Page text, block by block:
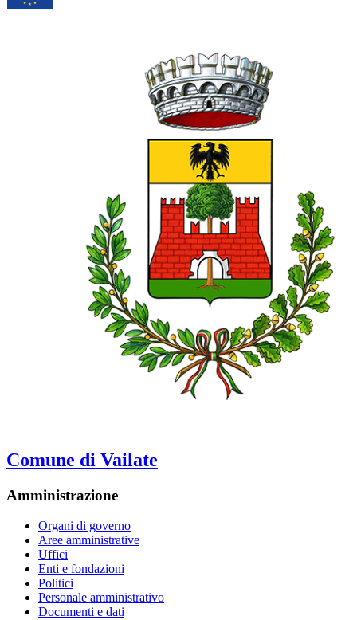
Comune di Vailate
Amministrazione
Organi di governo
Aree amministrative
Uffici
Enti e fondazioni
Politici
Personale amministrativo
Documenti e dati